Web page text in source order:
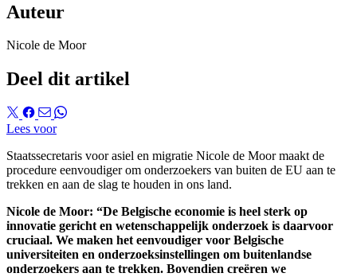
Auteur
Nicole de Moor
Deel dit artikel
Lees voor
Staatssecretaris voor asiel en migratie Nicole de Moor maakt de
procedure eenvoudiger om onderzoekers van buiten de EU aan te
trekken en aan de slag te houden in ons land.
Nicole de Moor: “De Belgische economie is heel sterk op
innovatie gericht en wetenschappelijk onderzoek is daarvoor
cruciaal. We maken het eenvoudiger voor Belgische
universiteiten en onderzoeksinstellingen om buitenlandse
onderzoekers aan te trekken. Bovendien creëren we